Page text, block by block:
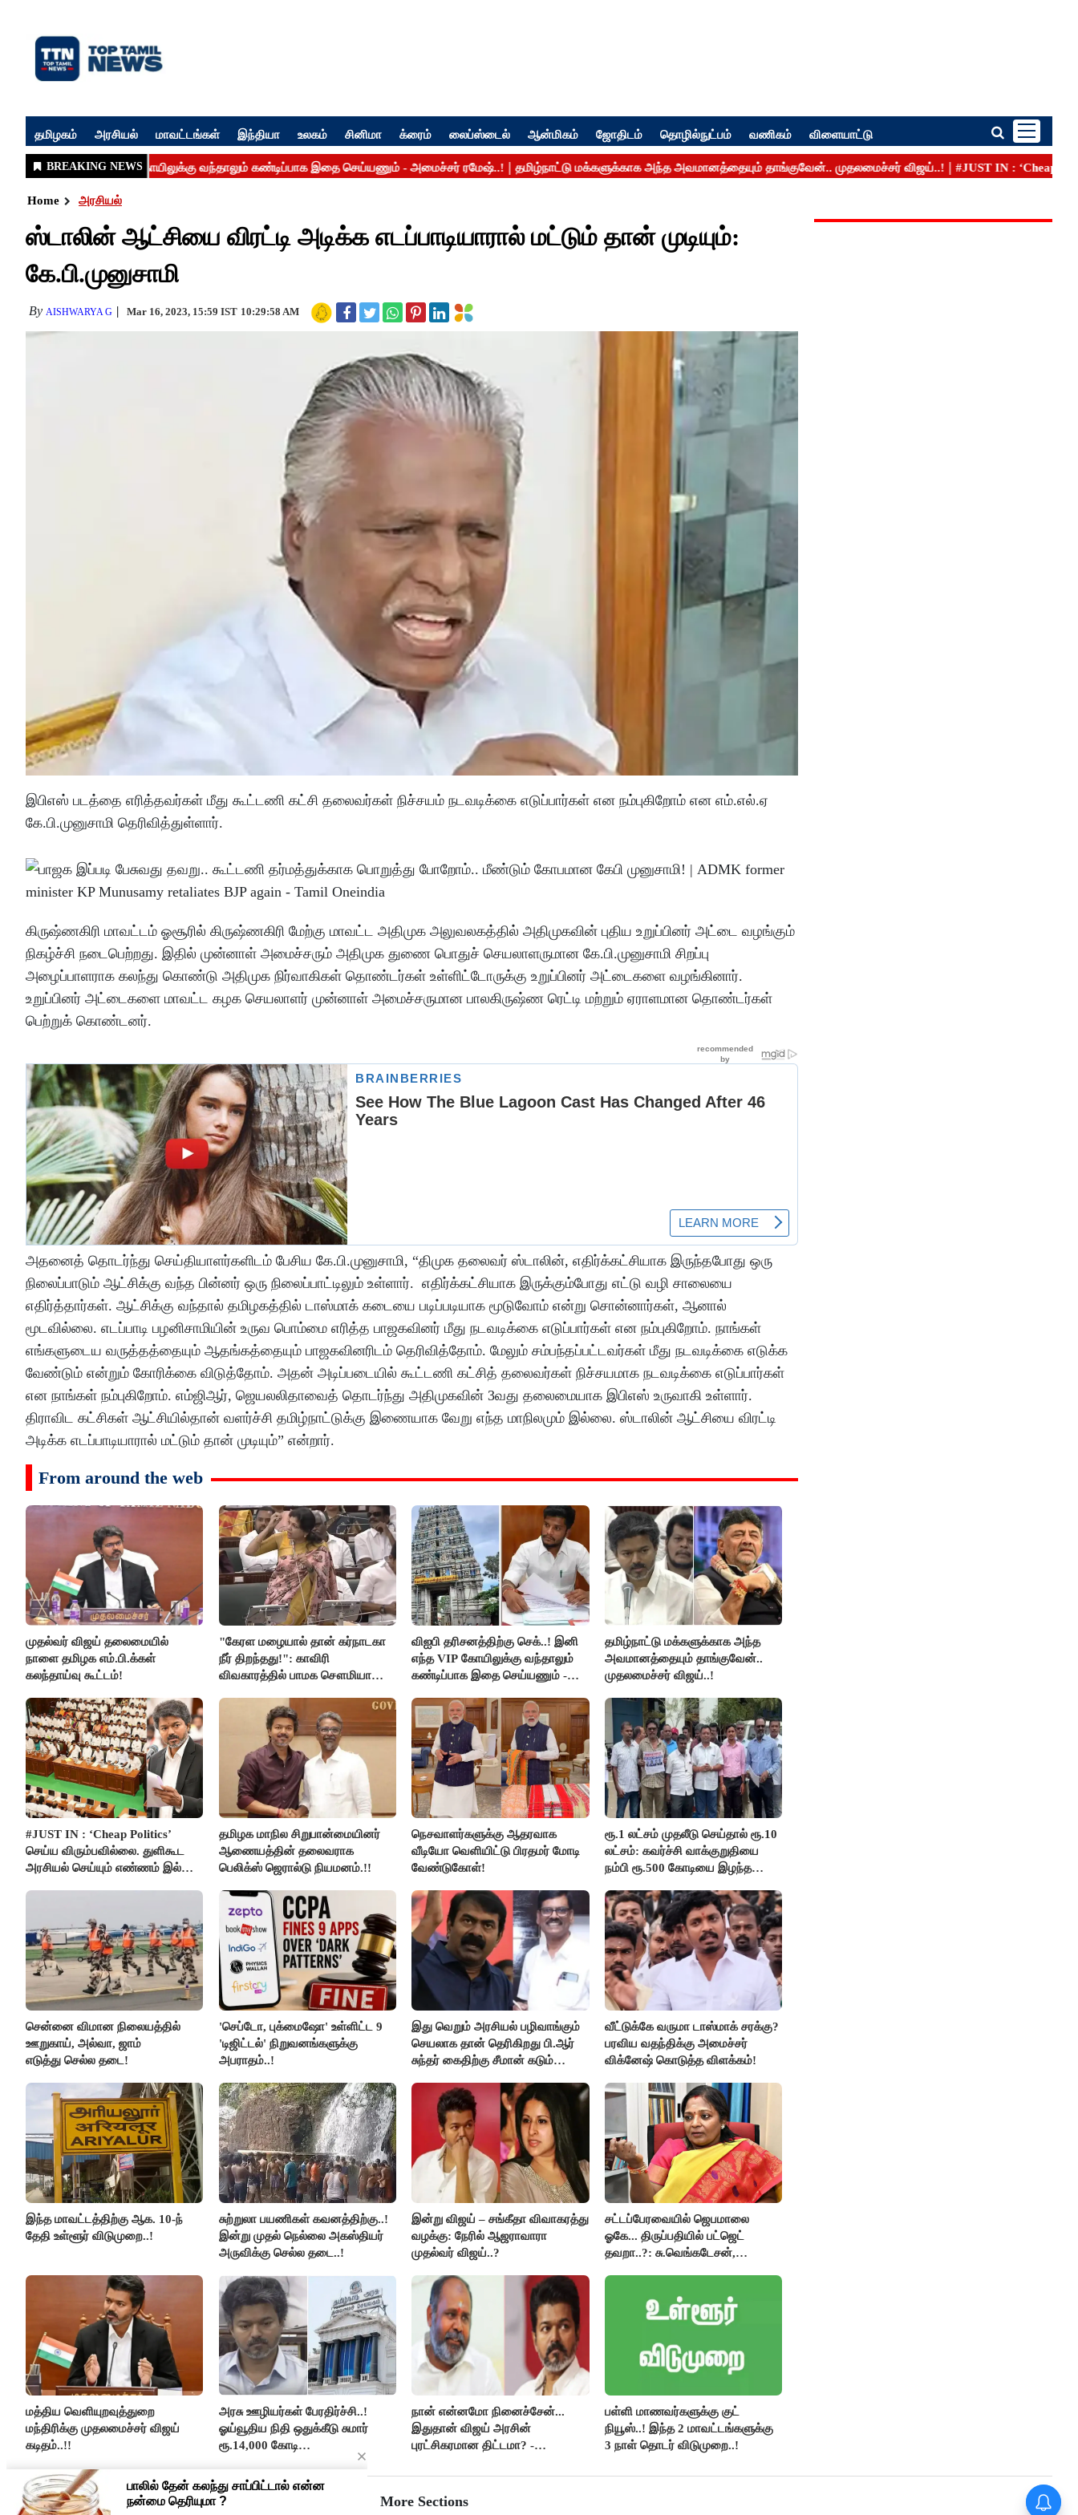
தமிழகம் அரசியல் மாவட்டங்கள் இந்தியா உலகம் சினிமா க்ரைம் லைப்ஸ்டைல் ஆன்மிகம் ஜோதிடம் தொழில்நுட்பம் வணிகம் விளையாட்டு
Home அரசியல்
ஸ்டாலின் ஆட்சியை விரட்டி அடிக்க எடப்பாடியாரால் மட்டும் தான் முடியும்:
கே.பி.முனுசாமி
By AISHWARYA G Mar 16, 2023, 15:59 IST 10:29:58 AM
இபிஎஸ் படத்தை எரித்தவர்கள் மீது கூட்டணி கட்சி தலைவர்கள் நிச்சயம் நடவடிக்கை எடுப்பார்கள் என நம்புகிறோம் என எம்.எல்.ஏ
கே.பி.முனுசாமி தெரிவித்துள்ளார்.
கிருஷ்ணகிரி மாவட்டம் ஓசூரில் கிருஷ்ணகிரி மேற்கு மாவட்ட அதிமுக அலுவலகத்தில் அதிமுகவின் புதிய உறுப்பினர் அட்டை வழங்கும்
நிகழ்ச்சி நடைபெற்றது. இதில் முன்னாள் அமைச்சரும் அதிமுக துணை பொதுச் செயலாளருமான கே.பி.முனுசாமி சிறப்பு
அழைப்பாளராக கலந்து கொண்டு அதிமுக நிர்வாகிகள் தொண்டர்கள் உள்ளிட்டோருக்கு உறுப்பினர் அட்டைகளை வழங்கினார்.
உறுப்பினர் அட்டைகளை மாவட்ட கழக செயலாளர் முன்னாள் அமைச்சருமான பாலகிருஷ்ண ரெட்டி மற்றும் ஏராளமான தொண்டர்கள்
பெற்றுக் கொண்டனர்.
அதனைத் தொடர்ந்து செய்தியாளர்களிடம் பேசிய கே.பி.முனுசாமி, “திமுக தலைவர் ஸ்டாலின், எதிர்க்கட்சியாக இருந்தபோது ஒரு
நிலைப்பாடும் ஆட்சிக்கு வந்த பின்னர் ஒரு நிலைப்பாட்டிலும் உள்ளார். எதிர்க்கட்சியாக இருக்கும்போது எட்டு வழி சாலையை
எதிர்த்தார்கள். ஆட்சிக்கு வந்தால் தமிழகத்தில் டாஸ்மாக் கடையை படிப்படியாக மூடுவோம் என்று சொன்னார்கள், ஆனால்
மூடவில்லை. எடப்பாடி பழனிசாமியின் உருவ பொம்மை எரித்த பாஜகவினர் மீது நடவடிக்கை எடுப்பார்கள் என நம்புகிறோம். நாங்கள்
எங்களுடைய வருத்தத்தையும் ஆதங்கத்தையும் பாஜகவினரிடம் தெரிவித்தோம். மேலும் சம்பந்தப்பட்டவர்கள் மீது நடவடிக்கை எடுக்க
வேண்டும் என்றும் கோரிக்கை விடுத்தோம். அதன் அடிப்படையில் கூட்டணி கட்சித் தலைவர்கள் நிச்சயமாக நடவடிக்கை எடுப்பார்கள்
என நாங்கள் நம்புகிறோம். எம்ஜிஆர், ஜெயலலிதாவைத் தொடர்ந்து அதிமுகவின் 3வது தலைமையாக இபிஎஸ் உருவாகி உள்ளார்.
திராவிட கட்சிகள் ஆட்சியில்தான் வளர்ச்சி தமிழ்நாட்டுக்கு இணையாக வேறு எந்த மாநிலமும் இல்லை. ஸ்டாலின் ஆட்சியை விரட்டி
அடிக்க எடப்பாடியாரால் மட்டும் தான் முடியும்” என்றார்.
From around the web
முதல்வர் விஜய் தலைமையில்
நாளை தமிழக எம்.பி.க்கள்
கலந்தாய்வு கூட்டம்!
"கேரள மழையால் தான் கர்நாடகா
நீர் திறந்தது!": காவிரி
விவகாரத்தில் பாமக சௌமியா
விஐபி தரிசனத்திற்கு செக்..! இனி
எந்த VIP கோயிலுக்கு வந்தாலும்
கண்டிப்பாக இதை செய்யணும் -
தமிழ்நாட்டு மக்களுக்காக அந்த
அவமானத்தையும் தாங்குவேன்..
முதலமைச்சர் விஜய்..!
#JUST IN : ‘Cheap Politics’
செய்ய விரும்பவில்லை. துளிகூட
அரசியல் செய்யும் எண்ணம் இல்லை
தமிழக மாநில சிறுபான்மையினர்
ஆணையத்தின் தலைவராக
பெலிக்ஸ் ஜெரால்டு நியமனம்.!!
நெசவாளர்களுக்கு ஆதரவாக
வீடியோ வெளியிட்டு பிரதமர் மோடி
வேண்டுகோள்!
ரூ.1 லட்சம் முதலீடு செய்தால் ரூ.10
லட்சம்: கவர்ச்சி வாக்குறுதியை
நம்பி ரூ.500 கோடியை இழந்த
சென்னை விமான நிலையத்தில்
ஊறுகாய், அல்வா, ஜாம்
எடுத்து செல்ல தடை!
'செப்டோ, புக்மைஷோ' உள்ளிட்ட 9
'டிஜிட்டல்' நிறுவனங்களுக்கு
அபராதம்..!
இது வெறும் அரசியல் பழிவாங்கும்
செயலாக தான் தெரிகிறது பி.ஆர்
சுந்தர் கைதிற்கு சீமான் கடும்
வீட்டுக்கே வருமா டாஸ்மாக் சரக்கு?
பரவிய வதந்திக்கு அமைச்சர்
விக்னேஷ் கொடுத்த விளக்கம்!
இந்த மாவட்டத்திற்கு ஆக. 10-ந்
தேதி உள்ளூர் விடுமுறை..!
சுற்றுலா பயணிகள் கவனத்திற்கு..!
இன்று முதல் நெல்லை அகஸ்தியர்
அருவிக்கு செல்ல தடை..!
இன்று விஜய் – சங்கீதா விவாகரத்து
வழக்கு: நேரில் ஆஜராவாரா
முதல்வர் விஜய்..?
சட்டப்பேரவையில் ஜெபமாலை
ஓகே... திருப்பதியில் பட்ஜெட்
தவறா..?: சு.வெங்கடேசன்,
மத்திய வெளியுறவுத்துறை
மந்திரிக்கு முதலமைச்சர் விஜய்
கடிதம்..!!
அரசு ஊழியர்கள் பேரதிர்ச்சி..!
ஓய்வூதிய நிதி ஒதுக்கீடு சுமார்
ரூ.14,000 கோடி
நான் என்னமோ நினைச்சேன்...
இதுதான் விஜய் அரசின்
புரட்சிகரமான திட்டமா? -
பள்ளி மாணவர்களுக்கு குட்
நியூஸ்..! இந்த 2 மாவட்டங்களுக்கு
3 நாள் தொடர் விடுமுறை..!
More Sections